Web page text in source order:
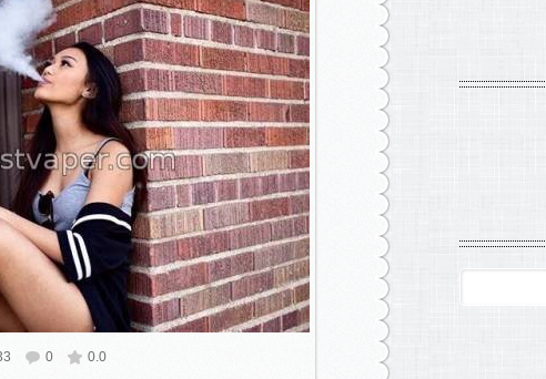
размере 640x396
0 0.0